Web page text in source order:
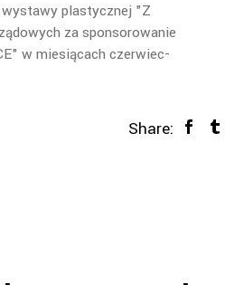
wystawy plastycznej "Z
za sponsorowanie
w miesiącach czerwiec-
Share: